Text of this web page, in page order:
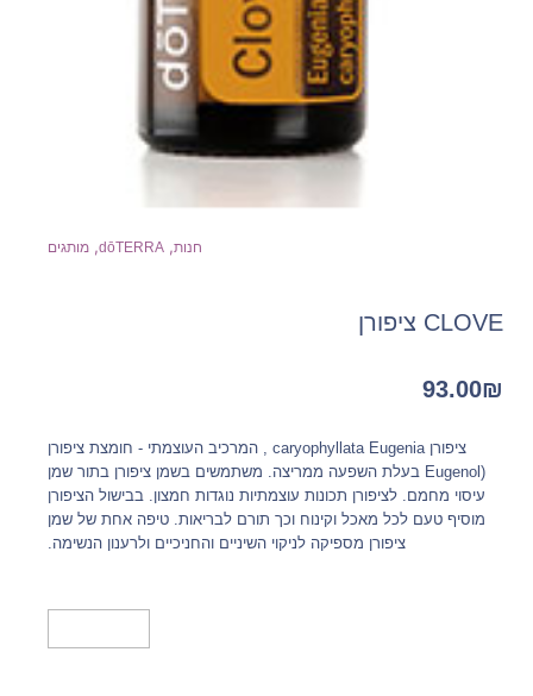
חנות,
dōTERRA
, מותגים
CLOVE ציפורן
93.00₪
ציפורן caryophyllata Eugenia , המרכיב העוצמתי - חומצת ציפורן
(Eugenol בעלת השפעה ממריצה. משתמשים בשמן ציפורן בתור שמן
עיסוי מחמם. לציפורן תכונות עוצמתיות נוגדות חמצון. בבישול הציפורן
מוסיף טעם לכל מאכל וקינוח וכך תורם לבריאות. טיפה אחת של שמן
ציפורן מספיקה לניקוי השיניים והחניכיים ולרענון הנשימה.